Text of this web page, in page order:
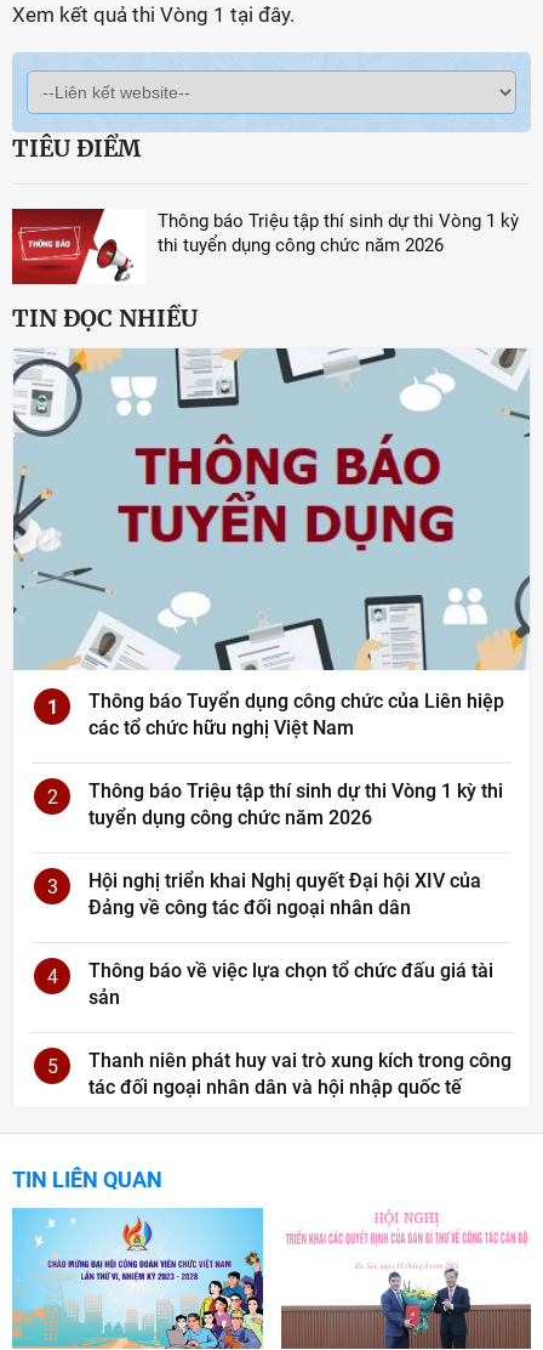
Xem kết quả thi Vòng 1 tại đây.
TIÊU ĐIỂM
Thông báo Triệu tập thí sinh dự thi Vòng 1 kỳ
thi tuyển dụng công chức năm 2026
TIN ĐỌC NHIỀU
1
Thông báo Tuyển dụng công chức của Liên hiệp
các tổ chức hữu nghị Việt Nam
2
Thông báo Triệu tập thí sinh dự thi Vòng 1 kỳ thi
tuyển dụng công chức năm 2026
3
Hội nghị triển khai Nghị quyết Đại hội XIV của
Đảng về công tác đối ngoại nhân dân
4
Thông báo về việc lựa chọn tổ chức đấu giá tài
sản
5
Thanh niên phát huy vai trò xung kích trong công
tác đối ngoại nhân dân và hội nhập quốc tế
TIN LIÊN QUAN